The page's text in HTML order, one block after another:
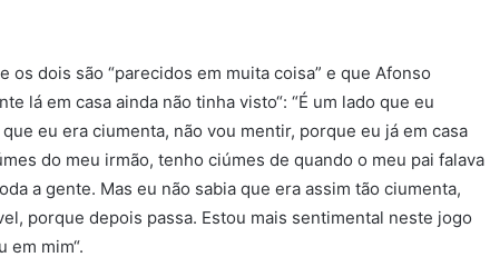
dois são “parecidos em muita coisa” e que Afonso
lá em casa ainda não tinha visto“: “É um lado que eu
eu era ciumenta, não vou mentir, porque eu já em casa
do meu irmão, tenho ciúmes de quando o meu pai falava
a gente. Mas eu não sabia que era assim tão ciumenta,
porque depois passa. Estou mais sentimental neste jogo
em mim“.